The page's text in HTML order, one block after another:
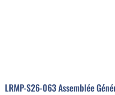
LRMP-S26-063 Assemblée